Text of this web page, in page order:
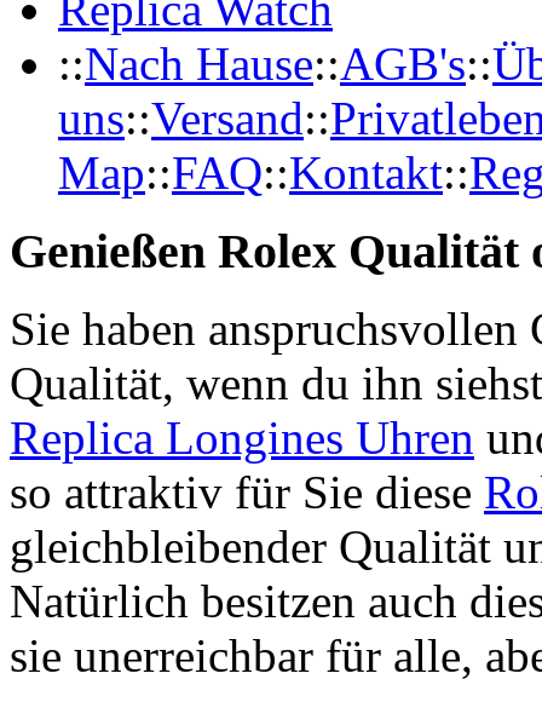
::Nach Hause::AGB's::
uns::Versand::
Map::FAQ::Kontakt::
Genießen Rolex Qualität
Sie haben anspruchsvollen
Qualität, wenn du ihn
Replica Longines Uhren
so attraktiv für Sie diese
gleichbleibender Qualität
Natürlich besitzen auch
sie unerreichbar für alle,